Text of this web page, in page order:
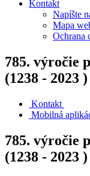
Kontakt
Napíšte
Mapa
Ochrana
785. výročie
(1238 - 2023 )
Kontakt
Mobilná
785. výročie
(1238 - 2023 )